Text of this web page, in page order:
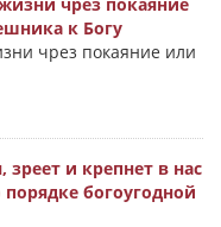
к Богу
чрез покаяние или
и крепнет в нас
богоугодной